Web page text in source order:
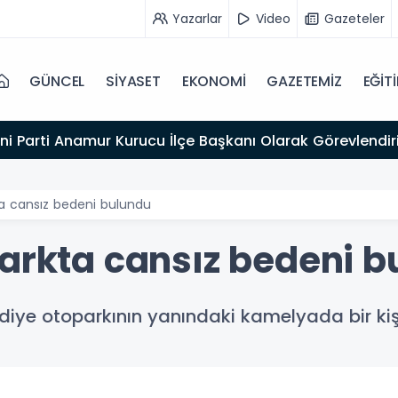
Yazarlar Video Gazeteler
GÜNCEL SİYASET EKONOMİ GAZETEMİZ
Parti Anamur Kurucu İlçe Başkanı Olarak
cansız bedeni bulundu
cansız bedeni
otoparkının yanındaki kamelyada bir